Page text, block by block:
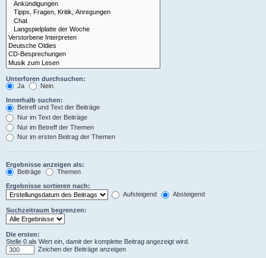
Unterforen durchsuchen:
Ja
Nein
Innerhalb suchen:
Betreff und Text der Beiträge
Nur im Text der Beiträge
Nur im Betreff der Themen
Nur im ersten Beitrag der Themen
Ergebnisse anzeigen als:
Beiträge
Themen
Ergebnisse sortieren nach:
Aufsteigend
Absteigend
Suchzeitraum begrenzen:
Die ersten:
Stelle 0 als Wert ein, damit der komplette Beitrag angezeigt wird.
Zeichen der Beiträge anzeigen